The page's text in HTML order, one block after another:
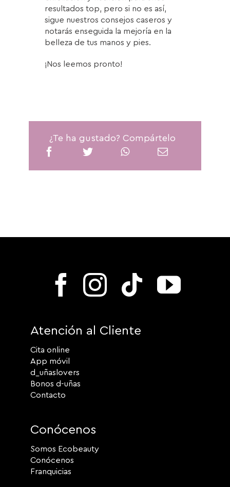
resultados top, pero si no es así,
sigue nuestros consejos caseros y
notarás enseguida la mejoría en la
belleza de tus manos y pies.
¡Nos leemos pronto!
¿Te ha gustado? Compártelo
Atención al Cliente
Cita online
App móvil
d_uñaslovers
Bonos d-uñas
Contacto
Conócenos
Somos Ecobeauty
Conócenos
Franquicias